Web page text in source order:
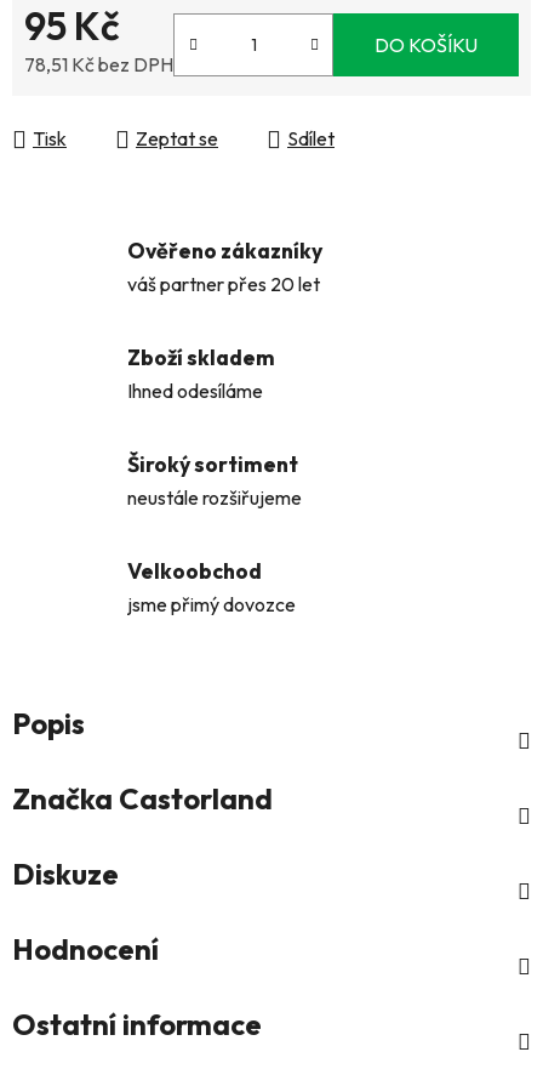
95 Kč
78,51 Kč bez DPH
DO KOŠÍKU
Tisk Zeptat se Sdílet
Ověřeno zákazníky
váš partner přes 20 let
Zboží skladem
Ihned odesíláme
Široký sortiment
neustále rozšiřujeme
Velkoobchod
jsme přimý dovozce
Popis
Značka Castorland
Diskuze
Hodnocení
Ostatní informace